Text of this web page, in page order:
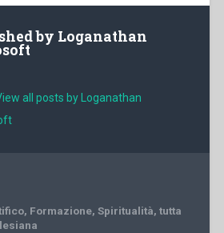
by Loganathan
all posts by Loganathan
, Formazione, Spiritualità, tutta